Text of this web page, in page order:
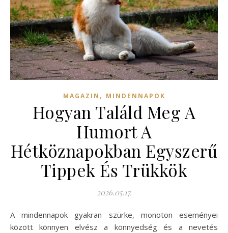
MAGAZIN , MINDENNAPOK
Hogyan Találd Meg A
Humort A
Hétköznapokban Egyszerű
Tippek És Trükkök
2026.05.17.
A mindennapok gyakran szürke, monoton eseményei
között könnyen elvész a könnyedség és a nevetés